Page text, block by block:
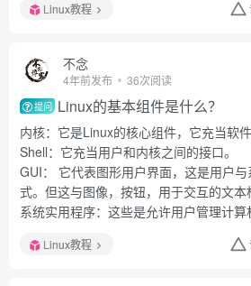
Linux教程
不念
4年前发布 36次阅读
提问 Linux的基本组件是什么？
内核：它是Linux的核心组件，它充当软
Shell：它充当用户和内核之间的接口。
GUI： 它代表图形用户界面，这是用户
式。但这与图像，按钮，用于交互的文本
系统实用程序：这些是允许用户管理计
Linux教程